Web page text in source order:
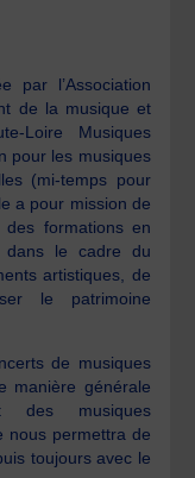
par l’Association
de la musique et
Loire Musiques
pour les musiques
(mi-temps pour
a pour mission de
des formations en
dans le cadre du
artistiques, de
le patrimoine
de musiques
manière générale
des musiques
nous permettra de
toujours avec le